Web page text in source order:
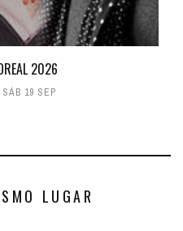
2026
SÁB 19 SEP
LUGAR